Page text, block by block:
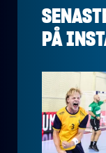
PÅ
Aug 7